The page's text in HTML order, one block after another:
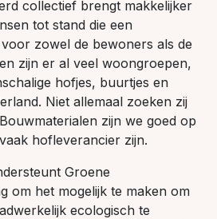
collectief brengt makkelijker
tot stand die een
zowel de bewoners als de
zijn er al veel woongroepen,
hofjes, buurtjes en
Niet allemaal zoeken zij
zijn we goed op
hofleverancier zijn.
Groene
om het mogelijk te maken om
ecologisch te